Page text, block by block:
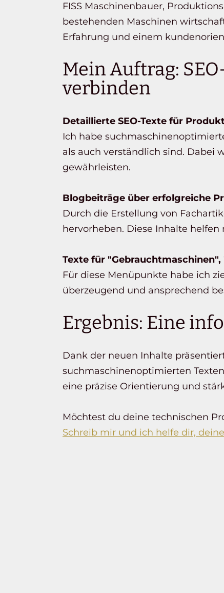
FISS Maschinenbauer,
bestehenden Maschinen
Erfahrung und einem
Mein Auftrag:
verbinden
Detaillierte SEO-Texte für
Ich habe
als auch verständlich sind. Dabei
gewährleisten.
Blogbeiträge über erfolgreiche
Durch die Erstellung von
hervorheben. Diese Inhalte
Texte für
Für diese Menüpunkte habe ich
überzeugend und ansprechend
Ergebnis: Eine
Dank der neuen Inhalte
suchmaschinenoptimierten
eine präzise Orientierung und
Möchtest du deine technischen
Schreib mir und ich helfe dir,